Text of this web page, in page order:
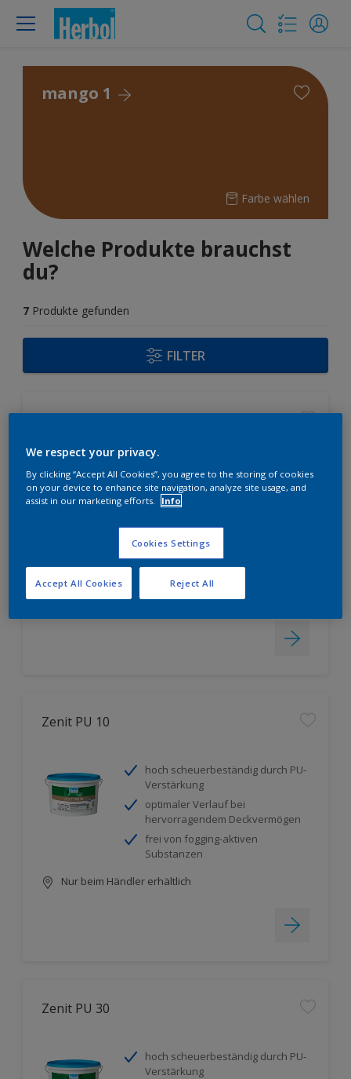
mango 1
Farbe wählen
Welche Produkte brauchst
du?
7 Produkte gefunden
FILTER
brillantes, strahlendes Weiß durch
hohen TiO₂-Anteil
maximale Ergiebigkeit
Verarbeitung durch sahnig-
flutschige Konsistenz und lange
Offenzeit
Nur beim Händler erhältlich
Zenit PU 10
hoch scheuerbeständig durch PU-
Verstärkung
optimaler Verlauf bei
hervorragendem Deckvermögen
frei von fogging-aktiven
Substanzen
Nur beim Händler erhältlich
Zenit PU 30
hoch scheuerbeständig durch PU-
Verstärkung
We respect your privacy.
By clicking “Accept All Cookies”, you agree to the storing of cookies
on your device to enhance site navigation, analyze site usage, and
assist in our marketing efforts.
Info
Cookies Settings
Reject All
Accept All Cookies